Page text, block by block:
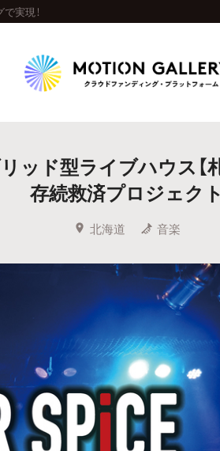
実現！
ェクト 新着プロジェクト 終
Feature
探す キュレーターから探す
Legendary
新達成プロジェクト 調達額が大きい
ッド型ライブハウス【
存続救済プロジェクト
北海道 音楽